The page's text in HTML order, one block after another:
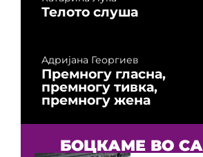
Телото слуша
Адријана Георгиев
Премногу гласна,
премногу тивка,
премногу жена
БОЦКАМЕ ВО